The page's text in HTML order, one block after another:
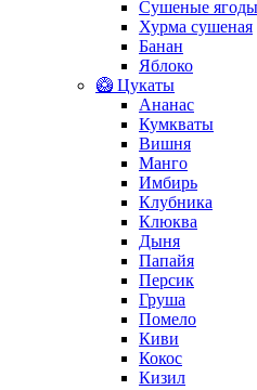
Сушеные ягоды
Хурма сушеная
Банан
Яблоко
🥝 Цукаты
Ананас
Кумкваты
Вишня
Манго
Имбирь
Клубника
Клюква
Дыня
Папайя
Персик
Груша
Помело
Киви
Кокос
Кизил